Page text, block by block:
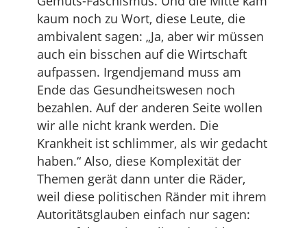
kaum noch zu Wort, diese Leute, die
ambivalent sagen: „Ja, aber wir müssen
auch ein bisschen auf die Wirtschaft
aufpassen. Irgendjemand muss am
Ende das Gesundheitswesen noch
bezahlen. Auf der anderen Seite wollen
wir alle nicht krank werden. Die
Krankheit ist schlimmer, als wir gedacht
haben.“ Also, diese Komplexität der
Themen gerät dann unter die Räder,
weil diese politischen Ränder mit ihrem
Autoritätsglauben einfach nur sagen: